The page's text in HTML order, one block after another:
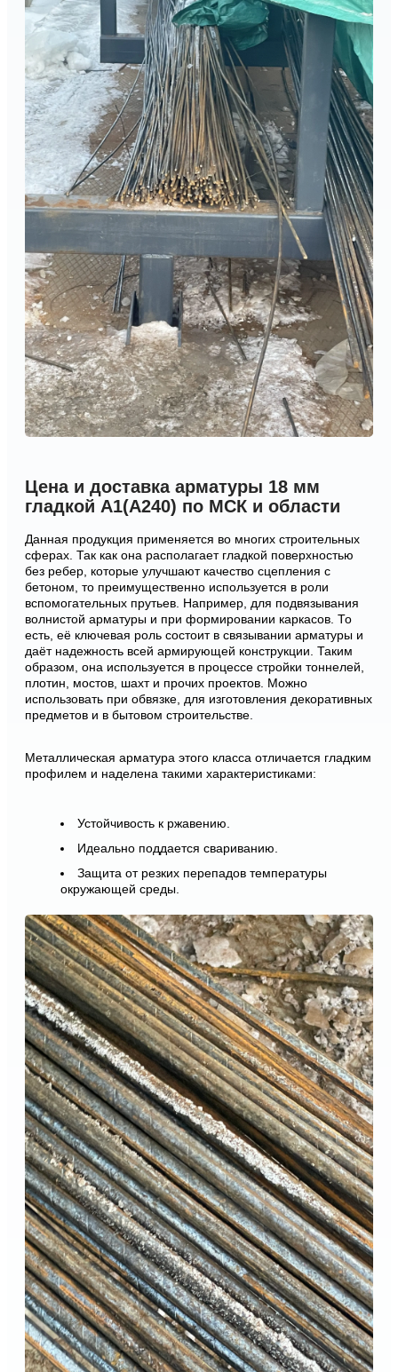
Цена и доставка арматуры 18 мм
гладкой А1(А240) по МСК и области
Данная продукция применяется во многих строительных
сферах. Так как она располагает гладкой поверхностью
без ребер, которые улучшают качество сцепления с
бетоном, то преимущественно используется в роли
вспомогательных прутьев. Например, для подвязывания
волнистой арматуры и при формировании каркасов. То
есть, её ключевая роль состоит в связывании арматуры и
даёт надежность всей армирующей конструкции. Таким
образом, она используется в процессе стройки тоннелей,
плотин, мостов, шахт и прочих проектов. Можно
использовать при обвязке, для изготовления декоративных
предметов и в бытовом строительстве.
Металлическая арматура этого класса отличается гладким
профилем и наделена такими характеристиками:
Устойчивость к ржавению.
Идеально поддается свариванию.
Защита от резких перепадов температуры
окружающей среды.